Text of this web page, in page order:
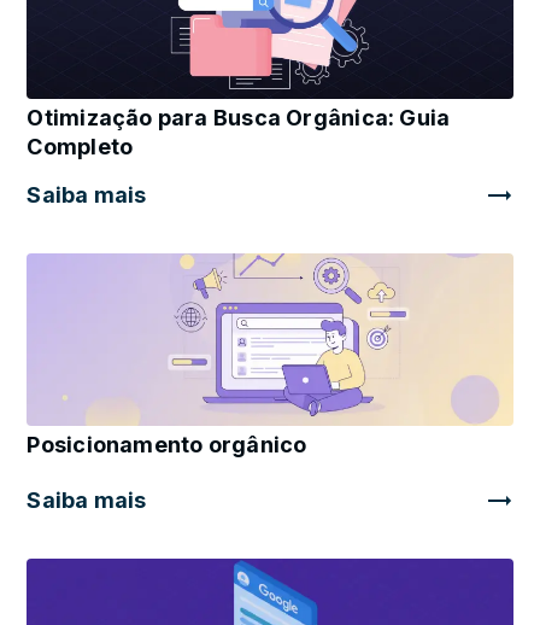
Otimização para Busca Orgânica: Guia
Completo
Saiba mais
Posicionamento orgânico
Saiba mais